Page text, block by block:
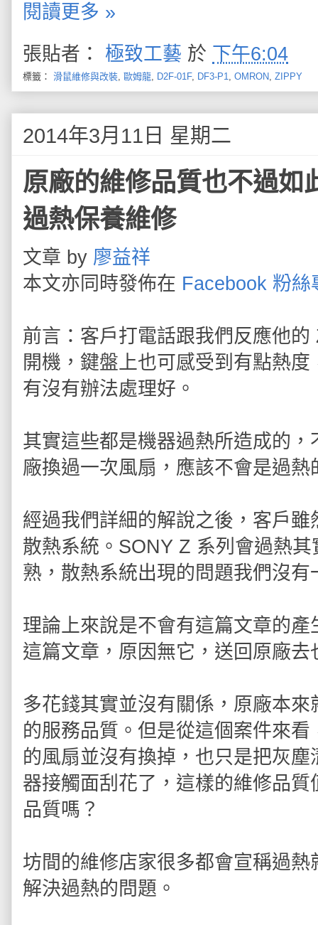
閱讀更多 »
張貼者： 極致工藝 於 下午6:04
標籤： 滑鼠維修與改裝, 歐姆龍, D2F-01F, DF3-P1, OMRON, ZIPPY
2014年3月11日 星期二
原廠的維修品質也不過如
過熱保養維修
文章 by 廖益祥
本文亦同時發佈在 Facebook 粉絲
前言：客戶打電話跟我們反應他
開機，鍵盤上也可感受到有點熱
有沒有辦法處理好。
其實這些都是機器過熱所造成的
廠換過一次風扇，應該不會是過熱
經過我們詳細的解說之後，客戶
散熱系統。SONY Z 系列會過熱
熟，散熱系統出現的問題我們沒
理論上來說是不會有這篇文章的
這篇文章，原因無它，送回原廠
多花錢其實並沒有關係，原廠本
的服務品質。但是從這個案件來
的風扇並沒有換掉，也只是把灰
器接觸面刮花了，這樣的維修品
品質嗎？
坊間的維修店家很多都會宣稱過
解決過熱的問題。